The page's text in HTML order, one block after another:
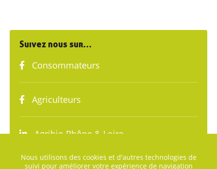
Suivez nous sur…
Consommateurs
Agriculteurs
Agribio Rhône & Loire
Nous utilisons des cookies et d'autres technologies de
suivi pour améliorer votre expérience de navigation